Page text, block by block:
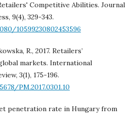
Competitive Abilities. Journal
9(4), 329-343.
10599230802453596
R., 2017. Retailers’
markets. International
3(1), 175-196.
PM.2017.0301.10
penetration rate in Hungary from